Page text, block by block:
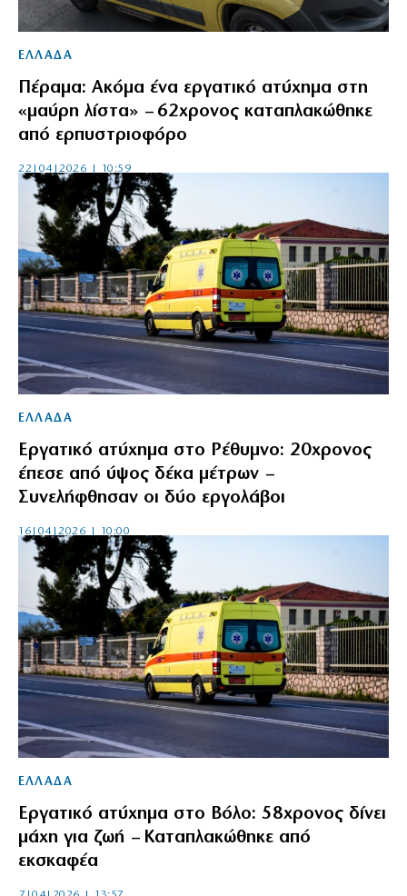
ΕΛΛΑΔΑ
Πέραμα: Ακόμα ένα εργατικό ατύχημα στη
«μαύρη λίστα» – 62χρονος καταπλακώθηκε
από ερπυστριοφόρο
22|04|2026 | 10:59
ΕΛΛΑΔΑ
Εργατικό ατύχημα στο Ρέθυμνο: 20χρονος
έπεσε από ύψος δέκα μέτρων –
Συνελήφθησαν οι δύο εργολάβοι
16|04|2026 | 10:00
ΕΛΛΑΔΑ
Εργατικό ατύχημα στο Βόλο: 58χρονος δίνει
μάχη για ζωή – Καταπλακώθηκε από
εκσκαφέα